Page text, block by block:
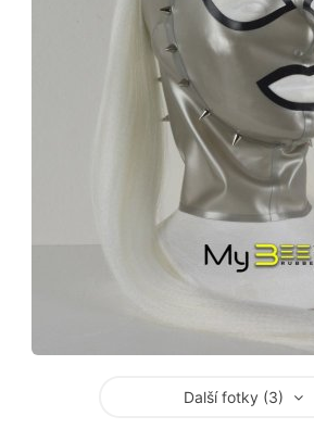
Další fotky (3)